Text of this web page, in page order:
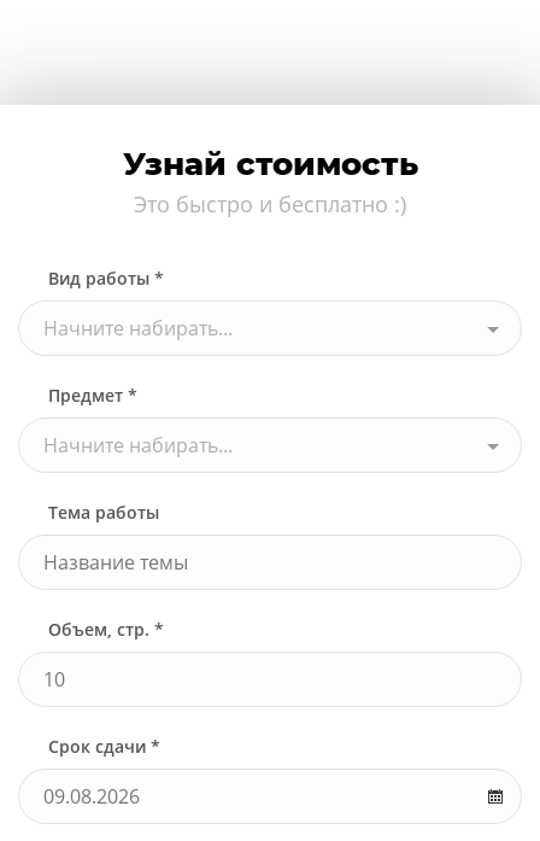
Узнай стоимость
Это быстро и бесплатно :)
Вид работы *
Начните набирать...
Предмет *
Начните набирать...
Тема работы
Объем, стр. *
Срок сдачи *